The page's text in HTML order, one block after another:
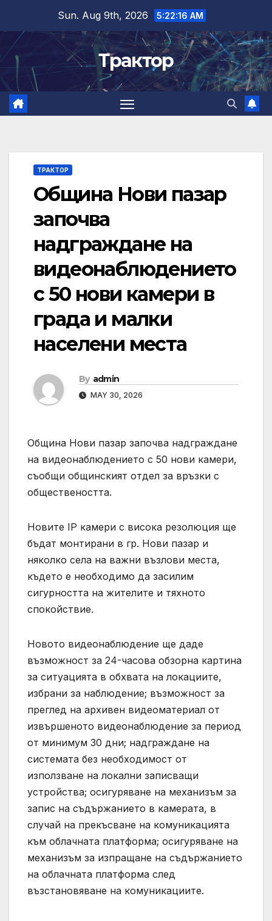
content
Sun. Aug 9th, 2026 5:22:16 AM
Трактор
ТРАКТОР
Община Нови пазар
започва
надграждане на
видеонаблюдението
с 50 нови камери в
града и малки
населени места
By admin
MAY 30, 2026
Община Нови пазар започва надграждане
на видеонаблюдението с 50 нови камери,
съобщи общинският отдел за връзки с
обществеността.
Новите IP камери с висока резолюция ще
бъдат монтирани в гр. Нови пазар и
няколко села на важни възлови места,
където е необходимо да засилим
сигурността на жителите и тяхното
спокойствие.
Новото видеонаблюдение ще даде
възможност за 24-часова обзорна картина
за ситуацията в обхвата на локациите,
избрани за наблюдение; възможност за
преглед на архивен видеоматериал от
извършеното видеонаблюдение за период
от минимум 30 дни; надграждане на
системата без необходимост от
използване на локални записващи
устройства; осигуряване на механизъм за
запис на съдържанието в камерата, в
случай на прекъсване на комуникацията
към облачната платформа; осигуряване на
механизъм за изпращане на съдържанието
на облачната платформа след
възстановяване на комуникациите.